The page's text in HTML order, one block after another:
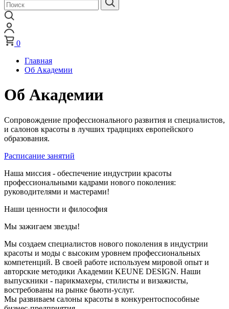
0
Главная
Об Академии
Об Академии
Сопровождение профессионального развития и специалистов,
и салонов красоты в лучших традициях европейского
образования.
Расписание занятий
Наша миссия - обеспечение индустрии красоты
профессиональными кадрами нового поколения:
руководителями и мастерами!
Наши ценности и философия
Мы зажигаем звезды!
Мы создаем специалистов нового поколения в индустрии
красоты и моды с высоким уровнем профессиональных
компетенций. В своей работе используем мировой опыт и
авторские методики Академии KEUNE DESIGN. Наши
выпускники - парикмахеры, стилисты и визажисты,
востребованы на рынке бьюти-услуг.
Мы развиваем салоны красоты в конкурентоспособные